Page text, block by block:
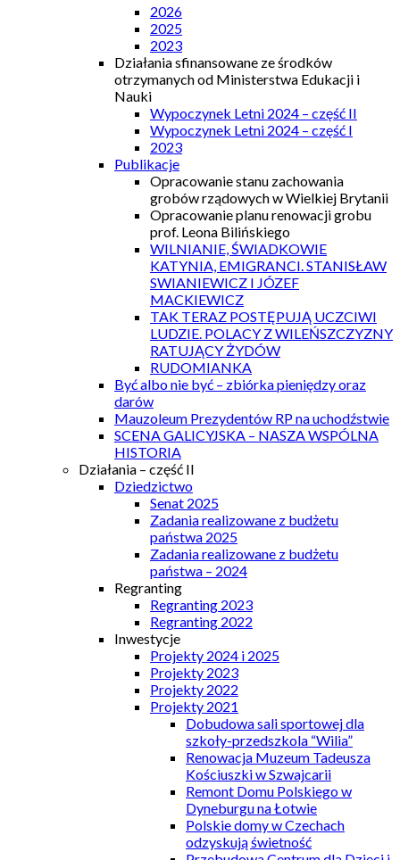
2026
2025
2023
Działania sfinansowane ze środków
otrzymanych od Ministerstwa Edukacji i
Nauki
Wypoczynek Letni 2024 – część II
Wypoczynek Letni 2024 – część I
2023
Publikacje
Opracowanie stanu zachowania
grobów rządowych w Wielkiej Brytanii
Opracowanie planu renowacji grobu
prof. Leona Bilińskiego
WILNIANIE, ŚWIADKOWIE
KATYNIA, EMIGRANCI. STANISŁAW
SWIANIEWICZ I JÓZEF
MACKIEWICZ
TAK TERAZ POSTĘPUJĄ UCZCIWI
LUDZIE. POLACY Z WILEŃSZCZYZNY
RATUJĄCY ŻYDÓW
RUDOMIANKA
Być albo nie być – zbiórka pieniędzy oraz
darów
Mauzoleum Prezydentów RP na uchodźstwie
SCENA GALICYJSKA – NASZA WSPÓLNA
HISTORIA
Działania – część II
Dziedzictwo
Senat 2025
Zadania realizowane z budżetu
państwa 2025
Zadania realizowane z budżetu
państwa – 2024
Regranting
Regranting 2023
Regranting 2022
Inwestycje
Projekty 2024 i 2025
Projekty 2023
Projekty 2022
Projekty 2021
Dobudowa sali sportowej dla
szkoły-przedszkola “Wilia”
Renowacja Muzeum Tadeusza
Kościuszki w Szwajcarii
Remont Domu Polskiego w
Dyneburgu na Łotwie
Polskie domy w Czechach
odzyskują świetność